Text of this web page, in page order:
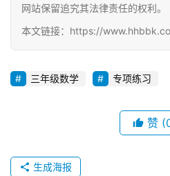
网站保留追究其法律责任的权利。
本文链接：https://
三年级数学 专项练习
赞
生成海报